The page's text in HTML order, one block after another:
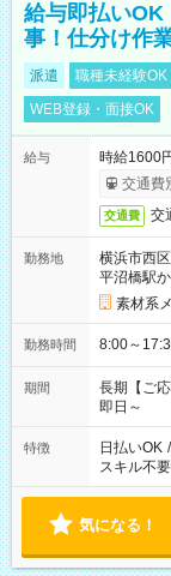
給与即払いOK
事！仕分け作
派遣 職種未経験OK
WEB登録・面接OK
給与
時給1600
交通費
交通費 交
勤務地
横浜市西区
平沼橋駅
素材系
勤務時間
期間
長期【ご
即日～
特徴 日払いOK /
スキル不要
気になる！